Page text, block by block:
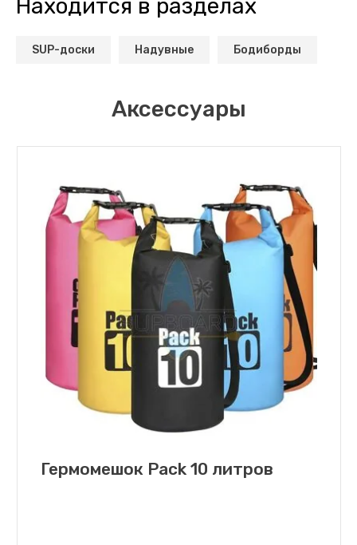
Находится в разделах
SUP-доски Надувные Бодиборды
Аксессуары
Гермомешок Pack 10 литров